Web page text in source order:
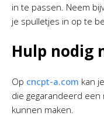
in te passen. Neem
je spulletjes in op te
Hulp nodig
Op cncpt-a.com kan
die gegarandeerd
kunnen maken.